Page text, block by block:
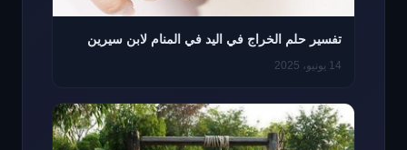
تفسير حلم الخراج في اليد في المنام لابن سيرين
14 يونيو، 2025